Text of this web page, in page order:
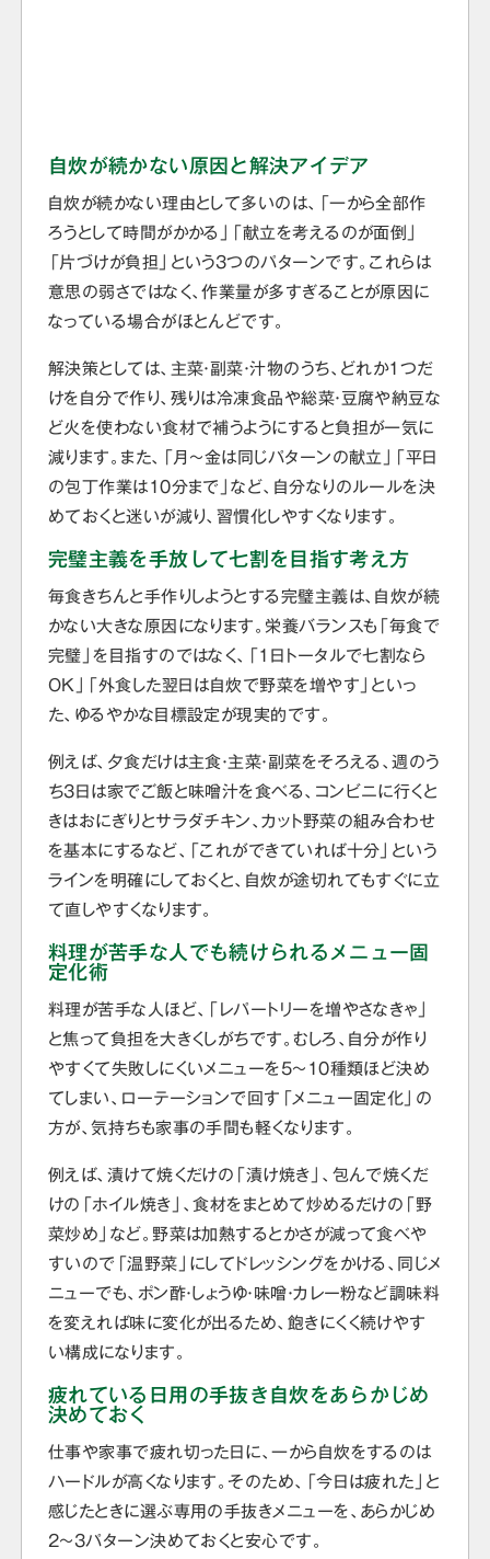
自炊が続かない原因と解決アイデア
自炊が続かない理由として多いのは、「一から全部作
ろうとして時間がかかる」「献立を考えるのが面倒」
「片づけが負担」という3つのパターンです。これらは
意思の弱さではなく、作業量が多すぎることが原因に
なっている場合がほとんどです。
解決策としては、主菜・副菜・汁物のうち、どれか1つだ
けを自分で作り、残りは冷凍食品や総菜・豆腐や納豆な
ど火を使わない食材で補うようにすると負担が一気に
減ります。また、「月〜金は同じパターンの献立」「平日
の包丁作業は10分まで」など、自分なりのルールを決
めておくと迷いが減り、習慣化しやすくなります。
完璧主義を手放して七割を目指す考え方
毎食きちんと手作りしようとする完璧主義は、自炊が続
かない大きな原因になります。栄養バランスも「毎食で
完璧」を目指すのではなく、「1日トータルで七割なら
OK」「外食した翌日は自炊で野菜を増やす」といっ
た、ゆるやかな目標設定が現実的です。
例えば、夕食だけは主食・主菜・副菜をそろえる、週のう
ち3日は家でご飯と味噌汁を食べる、コンビニに行くと
きはおにぎりとサラダチキン、カット野菜の組み合わせ
を基本にするなど、「これができていれば十分」という
ラインを明確にしておくと、自炊が途切れてもすぐに立
て直しやすくなります。
料理が苦手な人でも続けられるメニュー固
定化術
料理が苦手な人ほど、「レパートリーを増やさなきゃ」
と焦って負担を大きくしがちです。むしろ、自分が作り
やすくて失敗しにくいメニューを5〜10種類ほど決め
てしまい、ローテーションで回す「メニュー固定化」の
方が、気持ちも家事の手間も軽くなります。
例えば、漬けて焼くだけの「漬け焼き」、包んで焼くだ
けの「ホイル焼き」、食材をまとめて炒めるだけの「野
菜炒め」など。野菜は加熱するとかさが減って食べや
すいので「温野菜」にしてドレッシングをかける、同じメ
ニューでも、ポン酢・しょうゆ・味噌・カレー粉など調味料
を変えれば味に変化が出るため、飽きにくく続けやす
い構成になります。
疲れている日用の手抜き自炊をあらかじめ
決めておく
仕事や家事で疲れ切った日に、一から自炊をするのは
ハードルが高くなります。そのため、「今日は疲れた」と
感じたときに選ぶ専用の手抜きメニューを、あらかじめ
2〜3パターン決めておくと安心です。